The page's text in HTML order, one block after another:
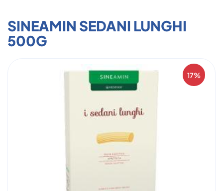
SINEAMIN SEDANI LUNGHI
500G
17%